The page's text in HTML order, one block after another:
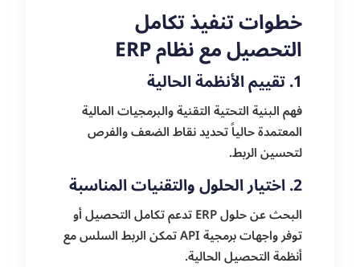
خطوات تنفيذ تكامل
التحصيل مع نظام ERP
1. تقييم الأنظمة الحالية
فهم البنية التحتية التقنية والبرمجيات المالية
المعتمدة حالياً تحديد نقاط الضعف والفرص
لتحسين الربط.
2. اختيار الحلول والتقنيات المناسبة
البحث عن حلول ERP تدعم تكامل التحصيل أو
توفر واجهات برمجية API تمكن الربط السلس مع
أنظمة التحصيل الحالية.